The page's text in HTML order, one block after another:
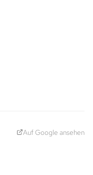
Auf Google ansehen